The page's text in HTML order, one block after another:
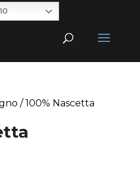
/ 100% Nascetta